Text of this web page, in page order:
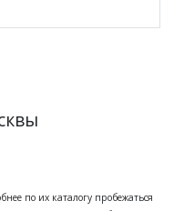
по их каталогу пробежаться